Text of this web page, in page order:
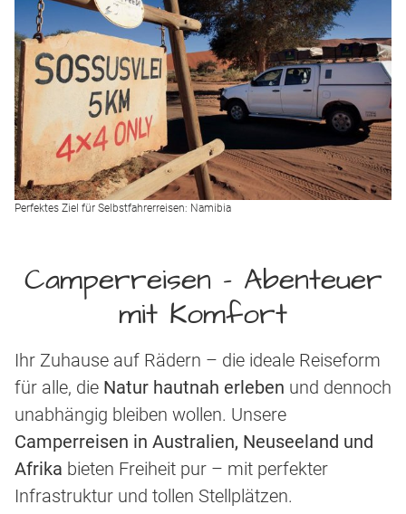
Perfektes Ziel für Selbstfahrerreisen: Namibia
Camperreisen - Abenteuer
mit Komfort
Ihr Zuhause auf Rädern – die ideale Reiseform
für alle, die Natur hautnah erleben und dennoch
unabhängig bleiben wollen. Unsere
Camperreisen in Australien, Neuseeland und
Afrika bieten Freiheit pur – mit perfekter
Infrastruktur und tollen Stellplätzen.